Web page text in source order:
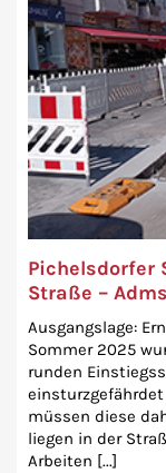
Pichelsdorfer
Straße –
Ausgangslage:
Sommer 2025
runden
einsturzgefährdet
müssen diese
liegen in der
Arbeiten [...]